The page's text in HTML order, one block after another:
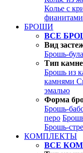
Колье с
фианитами
БРОШИ
ВСЕ
Вид
Брошь-
Тип
Брошь из
камнями
эмалью
Форма
Брошь-
перо
Брошь-
КОМПЛЕКТЫ
ВСЕ